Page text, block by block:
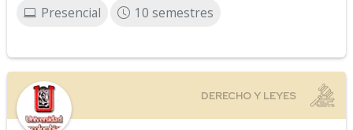
Presencial 10 semestres